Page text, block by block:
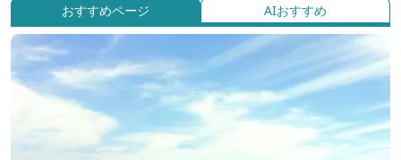
おすすめページ AIおすすめ